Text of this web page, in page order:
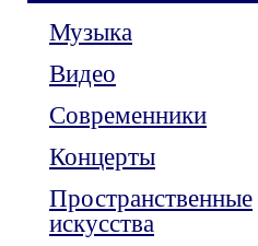
Музыка
Видео
Современники
Концерты
Пространственные
искусства